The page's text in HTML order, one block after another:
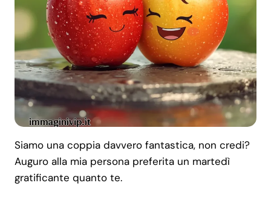
Siamo una coppia davvero fantastica, non credi?
Auguro alla mia persona preferita un martedì
gratificante quanto te.